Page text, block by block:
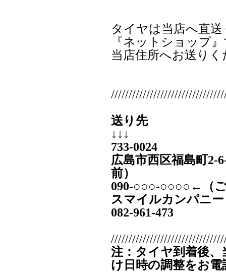
タイヤは当店へ直
『ネットショップ
当店住所へお送り
送り先
↓↓↓
733-0024
広島市西区福島町
前）
090‐○○○-○○○○←（
スマイルカンパニー
082-961-473
注：タイヤ到着後
け日時の調整をお